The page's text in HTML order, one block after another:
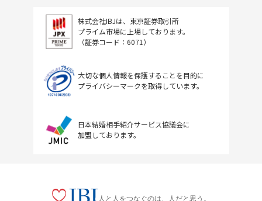
株式会社IBJは、東京証券取引所
プライム市場に上場しております。
（証券コード：6071）
大切な個人情報を保護することを目的に
プライバシーマークを取得しています。
日本結婚相手紹介サービス協議会に
加盟しております。
人と人をつなぐのは、人だと思う。